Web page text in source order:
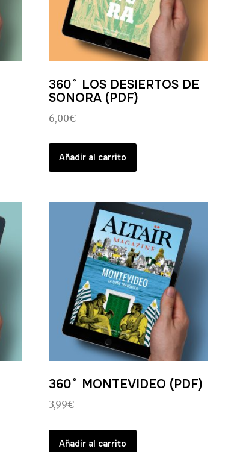
360˚ LOS DESIERTOS DE
SONORA (PDF)
6,00€
Añadir al carrito
360˚ MONTEVIDEO (PDF)
3,99€
Añadir al carrito